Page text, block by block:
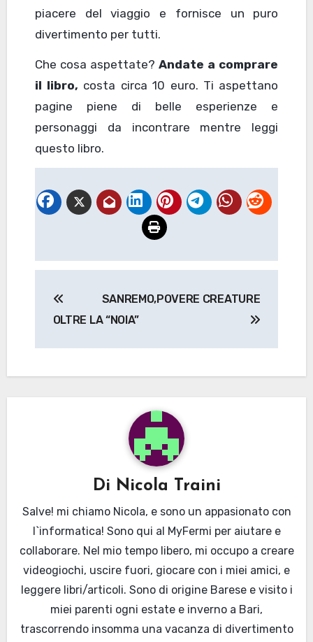
piacere del viaggio e fornisce un puro
divertimento per tutti.
Che cosa aspettate?Andate a comprare
il libro, costa circa 10 euro. Ti aspettano
pagine piene di belle esperienze e
personaggi da incontrare mentre leggi
questo libro.
articoli
SANREMO,
OLTRE LA “NOIA”
POVERE CREATURE
Di Nicola Traini
Salve! mi chiamo Nicola, e sono un appasionato con
l`informatica! Sono qui al MyFermi per aiutare e
collaborare. Nel mio tempo libero, mi occupo a creare
videogiochi, uscire fuori, giocare con i miei amici, e
leggere libri/articoli. Sono di origine Barese e visito i
miei parenti ogni estate e inverno a Bari,
trascorrendo insomma una vacanza di divertimento